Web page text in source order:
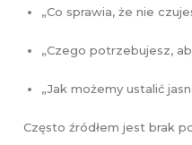
„Co sprawia, że nie
„Czego potrzebujesz,
„Jak możemy ustalić
Często źródłem jest brak